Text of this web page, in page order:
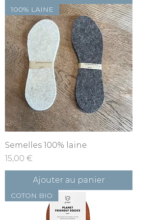
100% LAINE
Semelles 100% laine
Prix
15,00 €
Ajouter au panier
COTON BIO